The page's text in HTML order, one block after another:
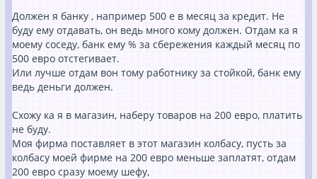
Должен я банку , например 500 е в месяц за кредит. Не
буду ему отдавать, он ведь много кому должен. Отдам ка я
моему соседу, банк ему % за сбережения каждый месяц по
500 евро отстегивает.
Или лучше отдам вон тому работнику за стойкой, банк ему
ведь деньги должен.
Схожу ка я в магазин, наберу товаров на 200 евро, платить
не буду.
Моя фирма поставляет в этот магазин колбасу, пусть за
колбасу моей фирме на 200 евро меньше заплатят, отдам
200 евро сразу моему шефу,